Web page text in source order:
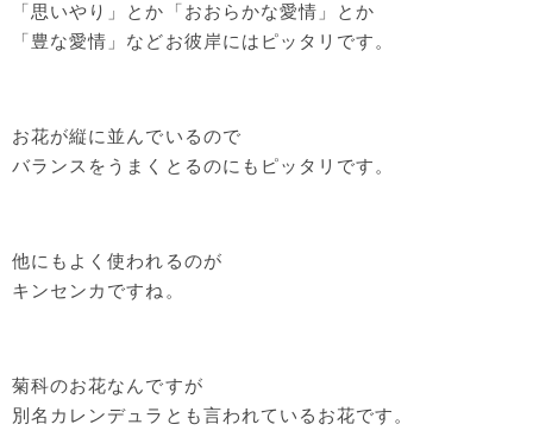
「思いやり」とか「おおらかな愛情」とか
「豊な愛情」などお彼岸にはピッタリです。
お花が縦に並んでいるので
バランスをうまくとるのにもピッタリです。
他にもよく使われるのが
キンセンカですね。
菊科のお花なんですが
別名カレンデュラとも言われているお花です。